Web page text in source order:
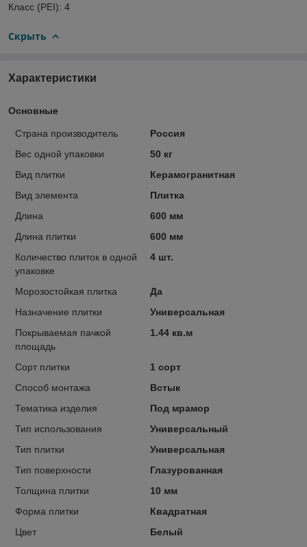
Класс (PEI): 4
Скрыть
Характеристики
Основные
Страна производитель
Россия
Вес одной упаковки
50 кг
Вид плитки
Керамогранитная
Вид элемента
Плитка
Длина
600 мм
Длина плитки
600 мм
Количество плиток в одной
упаковке
4 шт.
Морозостойкая плитка
Да
Назначение плитки
Универсальная
Покрываемая пачкой
площадь
1.44 кв.м
Сорт плитки
1 сорт
Способ монтажа
Встык
Тематика изделия
Под мрамор
Тип использования
Универсальный
Тип плитки
Универсальная
Тип поверхности
Глазурованная
Толщина плитки
10 мм
Форма плитки
Квадратная
Цвет
Белый